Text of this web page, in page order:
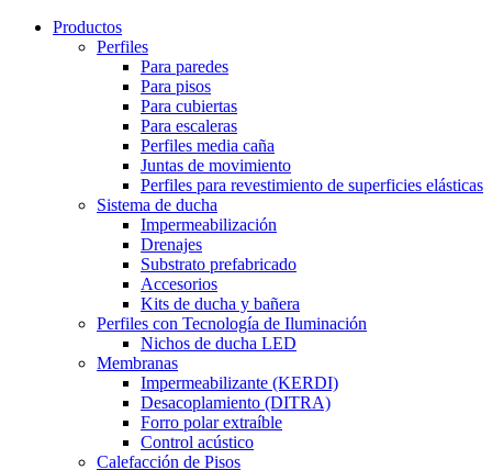
Productos
Perfiles
Para paredes
Para pisos
Para cubiertas
Para escaleras
Perfiles media caña
Juntas de movimiento
Perfiles para revestimiento de superficies elásticas
Sistema de ducha
Impermeabilización
Drenajes
Substrato prefabricado
Accesorios
Kits de ducha y bañera
Perfiles con Tecnología de Iluminación
Nichos de ducha LED
Membranas
Impermeabilizante (KERDI)
Desacoplamiento (DITRA)
Forro polar extraíble
Control acústico
Calefacción de Pisos